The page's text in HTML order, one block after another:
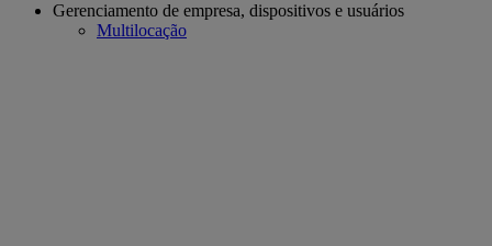
Gerenciamento de empresa, dispositivos e usuários
Multilocação